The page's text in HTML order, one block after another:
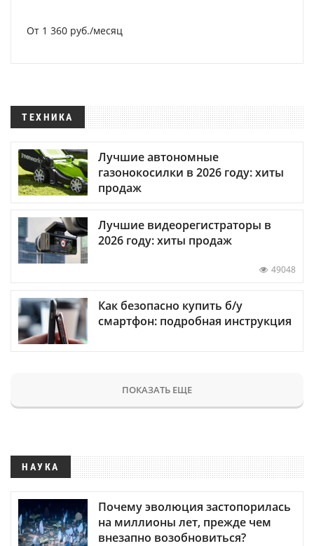
От 1 360 руб./месяц
ТЕХНИКА
Лучшие автономные
газонокосилки в 2026 году: хиты
продаж
Лучшие видеорегистраторы в
2026 году: хиты продаж
49048
Как безопасно купить б/у
смартфон: подробная инструкция
ПОКАЗАТЬ ЕЩЕ
НАУКА
Почему эволюция застопорилась
на миллионы лет, прежде чем
внезапно возобновиться?